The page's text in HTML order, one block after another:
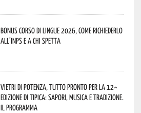
Bonus corso di lingue 2026, come richiederlo
all’INPS e a chi spetta
Vietri di Potenza, tutto pronto per la 12^
Edizione di Tipica: sapori, musica e tradizione.
Il programma